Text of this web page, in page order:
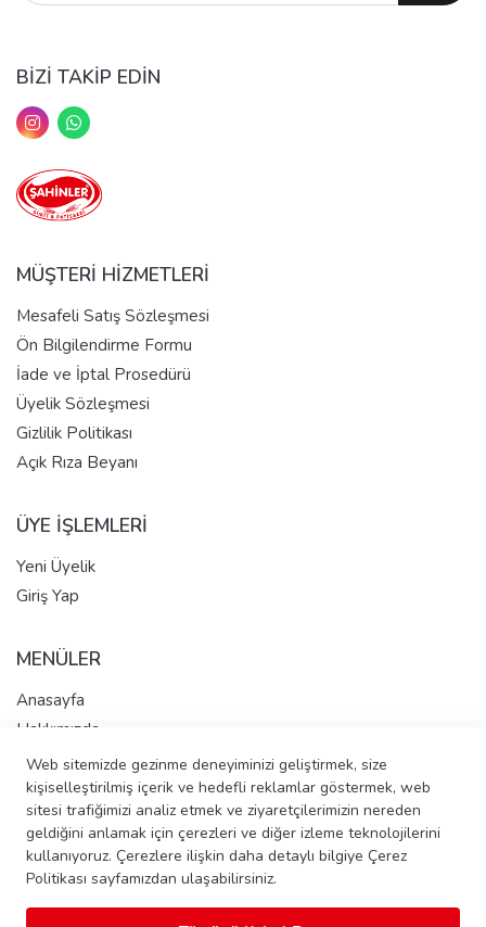
Web sitemizde gezinme deneyiminizi geliştirmek, size
kişiselleştirilmiş içerik ve hedefli reklamlar göstermek, web
sitesi trafiğimizi analiz etmek ve ziyaretçilerimizin nereden
geldiğini anlamak için çerezleri ve diğer izleme teknolojilerini
kullanıyoruz. Çerezlere ilişkin daha detaylı bilgiye Çerez
Politikası sayfamızdan ulaşabilirsiniz.
BİZİ TAKİP EDİN
MÜŞTERİ HİZMETLERİ
Mesafeli Satış Sözleşmesi
Ön Bilgilendirme Formu
İade ve İptal Prosedürü
Üyelik Sözleşmesi
Gizlilik Politikası
Açık Rıza Beyanı
ÜYE İŞLEMLERİ
Yeni Üyelik
Giriş Yap
MENÜLER
Anasayfa
Hakkımızda
Tüm Ürünler
İletişim - Pasta Talep Et
Banka Hesap Bilgileri
Copyright © 2026 Şahinler Ekmek Unlu Mamülleri ve Gıda Tic.